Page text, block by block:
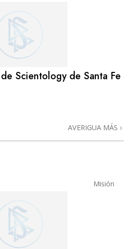
Scientology de Santa Fe
AVERIGUA MÁS
Misión